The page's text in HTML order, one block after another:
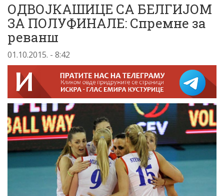
ОДВОЈКАШИЦЕ СА БЕЛГИЈОМ
ЗА ПОЛУФИНАЛЕ: Спремне за
реванш
01.10.2015. - 8:42